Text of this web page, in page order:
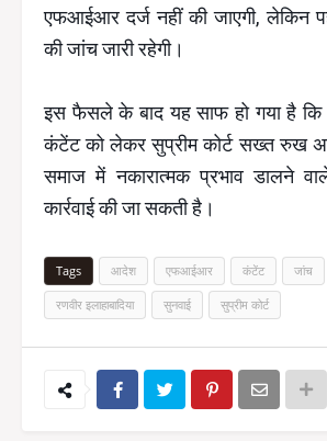
एफआईआर दर्ज नहीं की जाएगी, लेकिन
की जांच जारी रहेगी।
इस फैसले के बाद यह साफ हो गया है कि
कंटेंट को लेकर सुप्रीम कोर्ट सख्त रुख
समाज में नकारात्मक प्रभाव डालने
कार्रवाई की जा सकती है।
Tags आदेश एफआईआर कंटेंट जांच
रणवीर इलाहाबादिया सुनवाई सुप्रीम कोर्ट